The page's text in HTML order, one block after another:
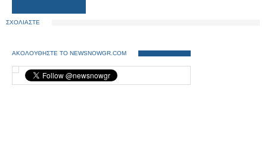
ΣΧΟΛΙΑΣΤΕ
ΑΚΟΛΟΥΘΗΣΤΕ ΤΟ NEWSNOWGR.COM